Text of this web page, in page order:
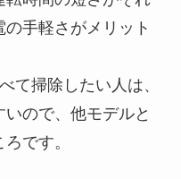
手軽さがメリット
て掃除したい人は、
ので、他モデルと
です。